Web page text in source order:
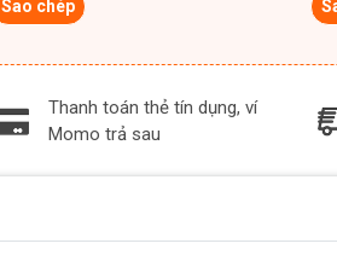
Sao chép
Thanh toán thẻ tín dụng, ví
Momo trả sau